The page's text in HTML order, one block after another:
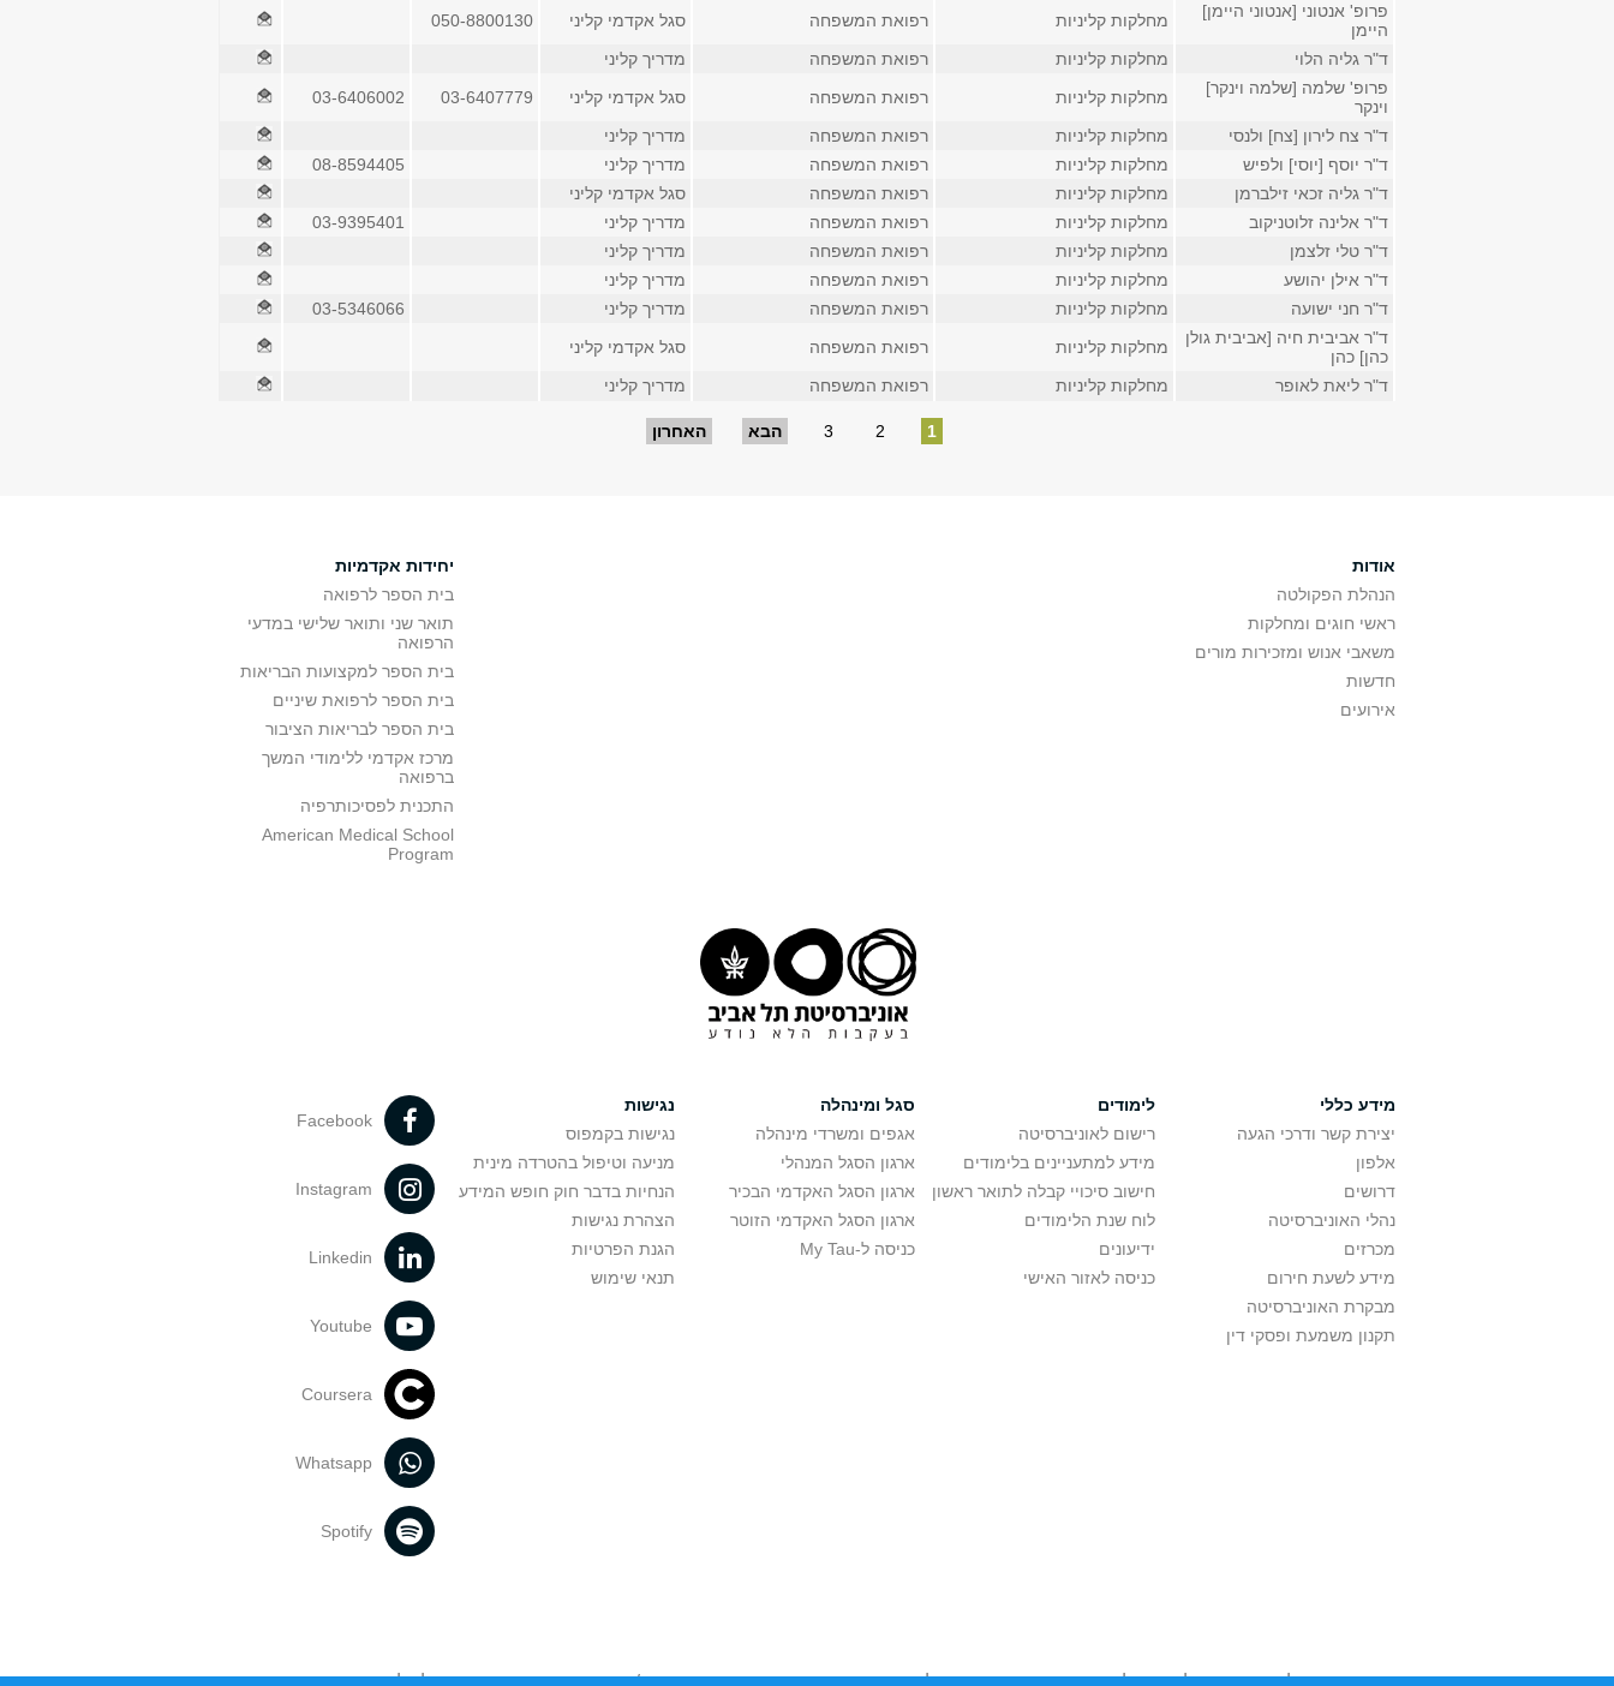
פרופ' אנטוני [אנטוני היימן]
היימן
מחלקות קליניות רפואת המשפחה סגל אקדמי קליני
050-8800130
ד"ר גליה הלוי
מחלקות קליניות רפואת המשפחה
מדריך קליני
פרופ' שלמה [שלמה וינקר]
וינקר
מחלקות קליניות רפואת המשפחה סגל אקדמי קליני 03-6407779
03-6406002
ד"ר צח לירון [צח] ולנסי
מחלקות קליניות רפואת המשפחה
מדריך קליני
ד"ר יוסף [יוסי] ולפיש
מחלקות קליניות רפואת המשפחה מדריך קליני
08-8594405
ד"ר גליה זכאי זילברמן
מחלקות קליניות רפואת המשפחה
סגל אקדמי קליני
ד"ר אלינה זלוטניקוב
מחלקות קליניות רפואת המשפחה מדריך קליני
03-9395401
ד"ר טלי זלצמן
מחלקות קליניות רפואת המשפחה
מדריך קליני
ד"ר אילן יהושע
מחלקות קליניות רפואת המשפחה
מדריך קליני
ד"ר חני ישועה
מחלקות קליניות רפואת המשפחה מדריך קליני
03-5346066
ד"ר אביבית חיה [אביבית גולן
כהן] כהן
מחלקות קליניות רפואת המשפחה
סגל אקדמי קליני
ד"ר ליאת לאופר
מחלקות קליניות רפואת המשפחה מדריך קליני
1
2
3 הבא האחרון
אודות
הנהלת הפקולטה
ראשי חוגים ומחלקות
משאבי אנוש ומזכירות מורים
חדשות
אירועים
יחידות אקדמיות
בית הספר לרפואה
תואר שני ותואר שלישי במדעי
הרפואה
בית הספר למקצועות הבריאות
בית הספר לרפואת שיניים
בית הספר לבריאות הציבור
מרכז אקדמי ללימודי המשך
ברפואה
התכנית לפסיכותרפיה
American Medical School
Program
מידע כללי
יצירת קשר ודרכי הגעה
אלפון
דרושים
נהלי האוניברסיטה
מכרזים
מידע לשעת חירום
מבקרת האוניברסיטה
תקנון משמעת ופסקי דין
לימודים
רישום לאוניברסיטה
מידע למתעניינים בלימודים
חישוב סיכויי קבלה לתואר ראשון
לוח שנת הלימודים
ידיעונים
כניסה לאזור האישי
סגל ומינהלה
אגפים ומשרדי מינהלה
ארגון הסגל המנהלי
ארגון הסגל האקדמי הבכיר
ארגון הסגל האקדמי הזוטר
כניסה ל-My Tau
נגישות
נגישות בקמפוס
מניעה וטיפול בהטרדה מינית
הנחיות בדבר חוק חופש המידע
הצהרת נגישות
הגנת הפרטיות
תנאי שימוש
Facebook
Instagram
Linkedin
Youtube
Coursera
Whatsapp
Spotify
אוניברסיטת תל אביב עושה כל מאמץ לכבד זכויות יוצרים. אם בבעלותך זכויות יוצרים בתכנים שנמצאים פה ו/או השימוש שנעשה בתכנים אלה לדעתך מפר זכויות